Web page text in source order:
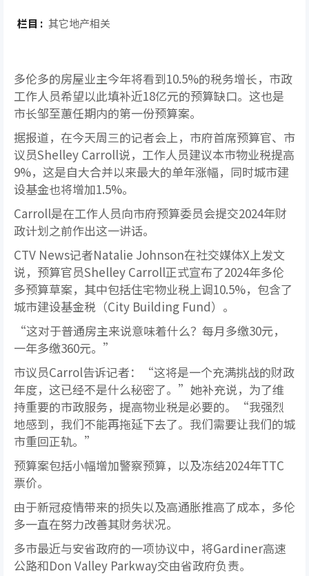
栏目 : 其它地产相关
多伦多的房屋业主今年将看到10.5%的税务增长，市政
工作人员希望以此填补近18亿元的预算缺口。这也是
市长邹至蕙任期内的第一份预算案。
据报道，在今天周三的记者会上，市府首席预算官、市
议员Shelley Carroll说，工作人员建议本市物业税提高
9%，这是自大合并以来最大的单年涨幅，同时城市建
设基金也将增加1.5%。
Carroll是在工作人员向市府预算委员会提交2024年财
政计划之前作出这一讲话。
CTV News记者Natalie Johnson在社交媒体X上发文
说，预算官员Shelley Carroll正式宣布了2024年多伦
多预算草案，其中包括住宅物业税上调10.5%，包含了
城市建设基金税（City Building Fund）。
“这对于普通房主来说意味着什么？每月多缴30元，
一年多缴360元。”
市议员Carrol告诉记者：“这将是一个充满挑战的财政
年度，这已经不是什么秘密了。”她补充说，为了维
持重要的市政服务，提高物业税是必要的。“我强烈
地感到，我们不能再拖延下去了。我们需要让我们的城
市重回正轨。”
预算案包括小幅增加警察预算，以及冻结2024年TTC
票价。
由于新冠疫情带来的损失以及高通胀推高了成本，多伦
多一直在努力改善其财务状况。
多市最近与安省政府的一项协议中，将Gardiner高速
公路和Don Valley Parkway交由省政府负责。